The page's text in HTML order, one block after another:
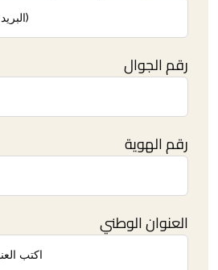
رقم الجوال
رقم الهوية
العنوان الوطني